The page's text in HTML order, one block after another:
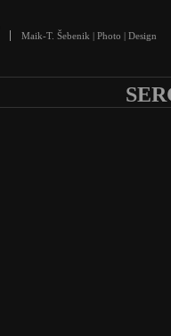
Maik-T. Šebenik | Photo | Design